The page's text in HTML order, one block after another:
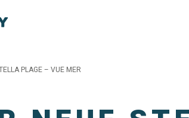
PLAGE – VUE MER